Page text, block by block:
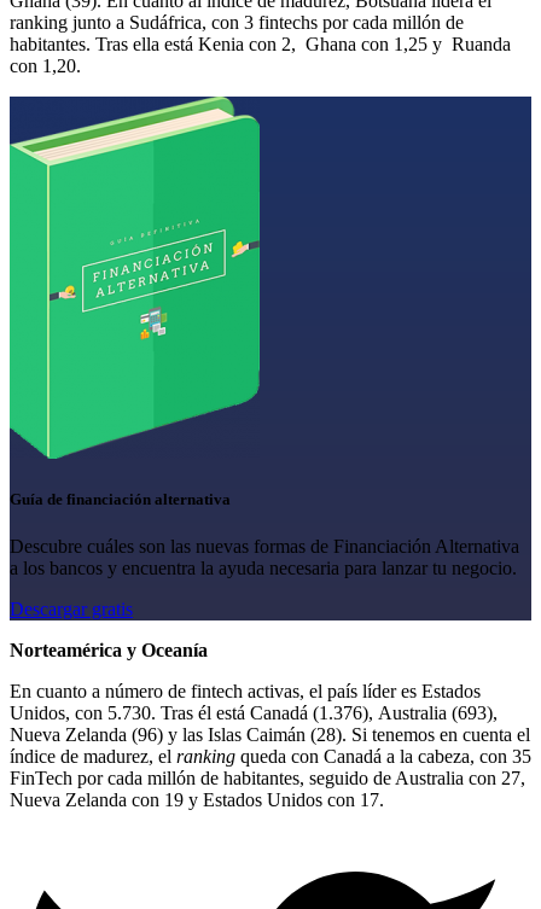
ranking junto a Sudáfrica, con 3 fintechs por cada millón de
habitantes. Tras ella está Kenia con 2, Ghana con 1,25 y Ruanda
con 1,20.
Guía de financiación alternativa
Descubre cuáles son las nuevas formas de Financiación Alternativa
a los bancos y encuentra la ayuda necesaria para lanzar tu negocio.
Descargar gratis
Norteamérica y Oceanía
En cuanto a número de fintech activas, el país líder es Estados
Unidos, con 5.730. Tras él está Canadá (1.376), Australia (693),
Nueva Zelanda (96) y las Islas Caimán (28). Si tenemos en cuenta el
índice de madurez, el ranking queda con Canadá a la cabeza, con 35
FinTech por cada millón de habitantes, seguido de Australia con 27,
Nueva Zelanda con 19 y Estados Unidos con 17.